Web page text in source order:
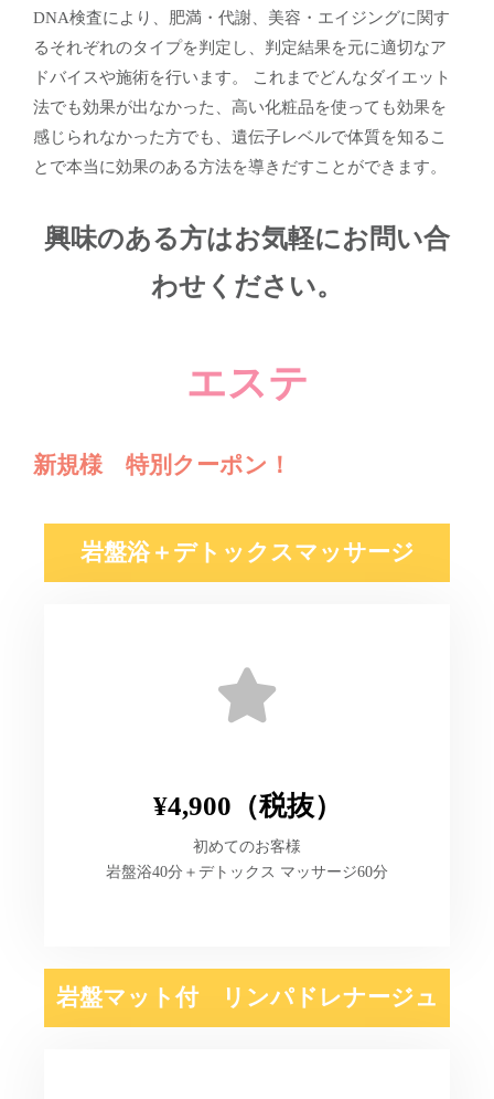
DNA検査により、肥満・代謝、美容・エイジングに関す
るそれぞれのタイプを判定し、判定結果を元に適切なア
ドバイスや施術を行います。 これまでどんなダイエット
法でも効果が出なかった、高い化粧品を使っても効果を
感じられなかった方でも、遺伝子レベルで体質を知るこ
とで本当に効果のある方法を導きだすことができます。
興味のある方はお気軽にお問い合
わせください。
エステ
新規様 特別クーポン！
岩盤浴＋デトックスマッサージ
¥4,900（税抜）
初めてのお客様
岩盤浴40分＋デトックス マッサージ60分
岩盤マット付 リンパドレナージュ